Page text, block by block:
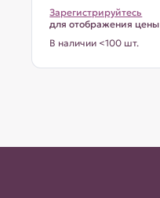
Зарегистрируйтесь
для отображения цены
В наличии <100 шт.